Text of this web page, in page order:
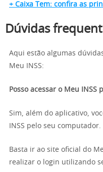
+ Caixa Tem: confira as
Dúvidas
Aqui estão algumas
Meu INSS:
Posso acessar o Meu
Sim, além do aplicativo,
INSS pelo seu computador.
Basta ir ao site oficial do
realizar o login utilizando